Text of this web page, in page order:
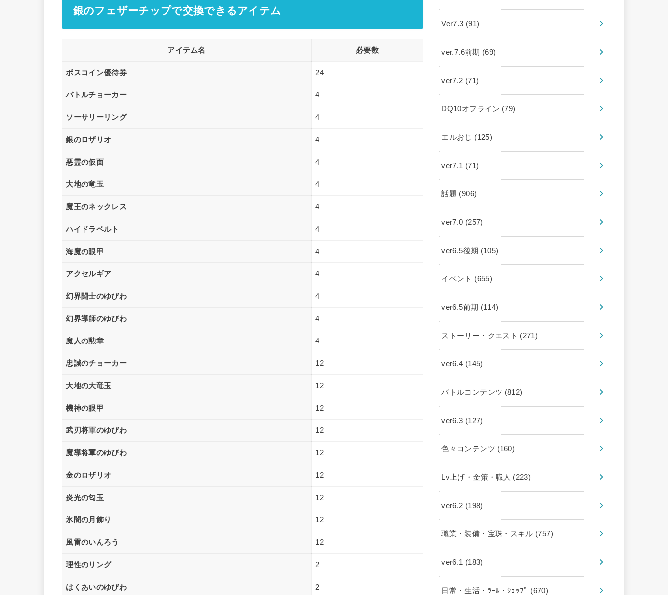
銀のフェザーチップで交換できるアイテム
アイテム名 必要数
ボスコイン優待券 24
バトルチョーカー 4
ソーサリーリング 4
銀のロザリオ 4
悪霊の仮面 4
大地の竜玉 4
魔王のネックレス 4
ハイドラベルト 4
海魔の眼甲 4
アクセルギア 4
幻界闘士のゆびわ 4
幻界導師のゆびわ 4
魔人の勲章 4
忠誠のチョーカー 12
大地の大竜玉 12
機神の眼甲 12
武刃将軍のゆびわ 12
魔導将軍のゆびわ 12
金のロザリオ 12
炎光の匂玉 12
氷闇の月飾り 12
風雷のいんろう 12
理性のリング 2
はくあいのゆびわ 2
Ver7.3 (91)
ver.7.6前期 (69)
ver7.2 (71)
DQ10オフライン (79)
エルおじ (125)
ver7.1 (71)
話題 (906)
ver7.0 (257)
ver6.5後期 (105)
イベント (655)
ver6.5前期 (114)
ストーリー・クエスト (271)
ver6.4 (145)
バトルコンテンツ (812)
ver6.3 (127)
色々コンテンツ (160)
Lv上げ・金策・職人 (223)
ver6.2 (198)
職業・装備・宝珠・スキル (757)
ver6.1 (183)
日常・生活・ﾂｰﾙ・ｼｮｯﾌﾟ (670)